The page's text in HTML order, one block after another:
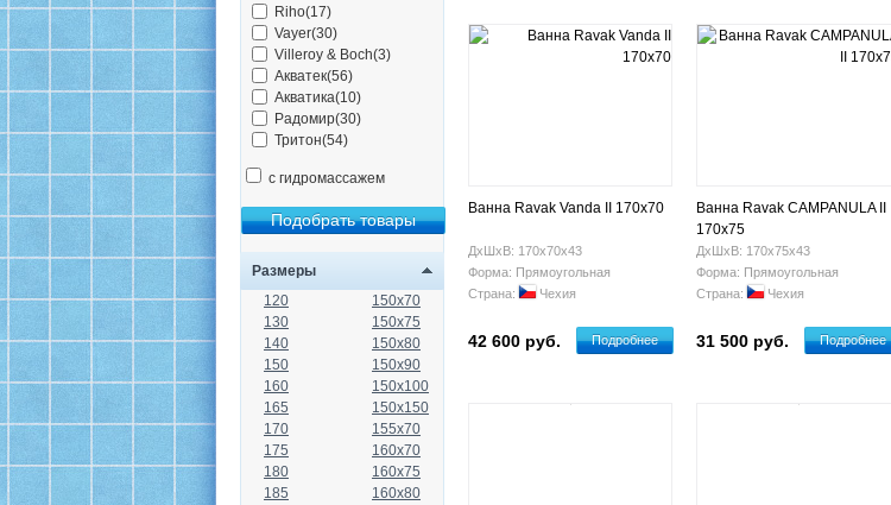
Riho(17)
Vayer(30)
Villeroy & Boch(3)
Акватек(56)
Акватика(10)
Радомир(30)
Тритон(54)
с гидромассажем
Размеры
120
130
140
150
160
165
170
175
180
185
150x70
150x75
150x80
150x90
150x100
150x150
155x70
160x70
160x75
160x80
Ванна Ravak Vanda II 170x70
ДхШхВ: 170х70х43
Форма: Прямоугольная
Страна:
Чехия
42 600 руб. Подробнее
Ванна Ravak CAMPANULA II
170x75
ДхШхВ: 170х75х43
Форма: Прямоугольная
Страна:
Чехия
31 500 руб. Подробнее